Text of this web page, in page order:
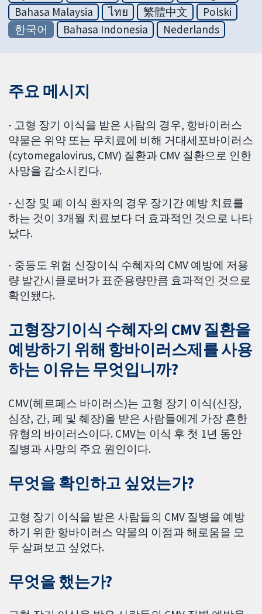
Bahasa Malaysia
ไทย 繁體中文
Polski
한국어
Bahasa Indonesia Nederlands
주요 메시지
- 고형 장기 이식을 받은 사람의 경우, 항바이러스
약물은 위약 또는 무치료에 비해 거대세포바이러스
(cytomegalovirus, CMV) 질환과 CMV 질환으로 인한
사망을 감소시킨다.
- 신장 및 폐 이식 환자의 경우 장기간 예방 치료를
하는 것이 3개월 치료보다 더 효과적인 것으로 나타
났다.
- 중등도 위험 신장이식 수혜자의 CMV 예방에 저용
량 발간시클로버가 표준용량만큼 효과적인 것으로
확인됐다.
고형장기이식 수혜자의 CMV 질환을
예방하기 위해 항바이러스제를 사용
하는 이유는 무엇입니까?
CMV(헤르페스 바이러스)는 고형 장기 이식(신장,
심장, 간, 폐 및 췌장)을 받은 사람들에게 가장 흔한
유형의 바이러스이다. CMV는 이식 후 첫 1년 동안
질병과 사망의 주요 원인이다.
무엇을 확인하고 싶었는가?
고형 장기 이식을 받은 사람들의 CMV 질병을 예방
하기 위한 항바이러스 약물의 이점과 해로움을 모
두 살펴보고 싶었다.
무엇을 했는가?